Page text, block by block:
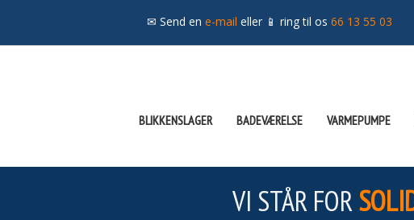
✉ Send en e-mail eller 📱 ring til os 66 13 55 03
BLIKKENSLAGER BADEVÆRELSE VARMEPUMPE
VI STÅR FOR